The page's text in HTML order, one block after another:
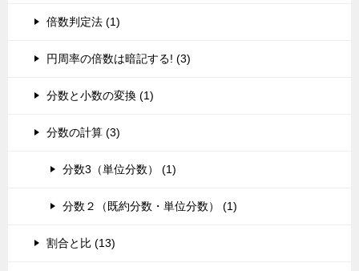
倍数判定法 (1)
円周率の倍数は暗記する! (3)
分数と小数の変換 (1)
分数の計算 (3)
分数3（単位分数） (1)
分数２（既約分数・単位分数） (1)
割合と比 (13)